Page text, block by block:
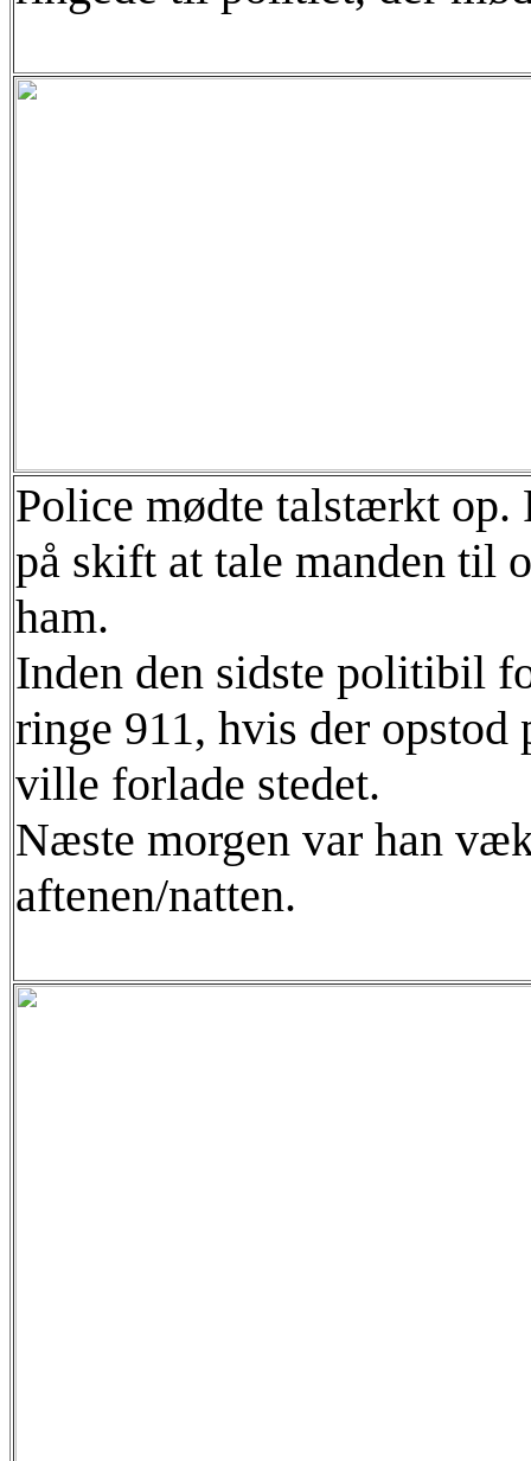
Police mødte talstærkt op.
på skift at tale manden til
ham.
Inden den sidste politibil
ringe 911, hvis der opstod
ville forlade stedet.
Næste morgen var han
aftenen/natten.